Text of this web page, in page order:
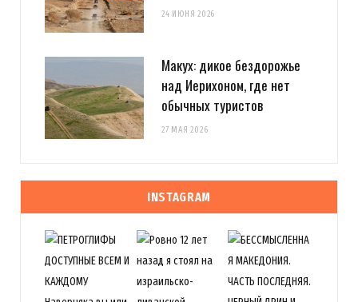
24 ИЮНЯ 2026
Макух: дикое бездорожье
над Иерихоном, где нет
обычных туристов
27 МАЯ 2026
INSTAGRAM